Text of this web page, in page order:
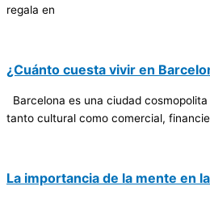
regala en
¿Cuánto cuesta vivir en
Barcelona es una ciudad
tanto cultural como comercial,
La importancia de la mente en